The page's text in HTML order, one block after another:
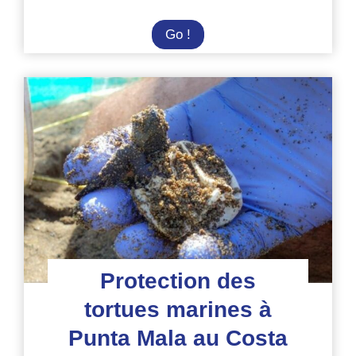
Go ! Summer
Camp
au
Costa
Rica
:
préservation
des
tortues
marines
Protection des
tortues marines à
Punta Mala au Costa